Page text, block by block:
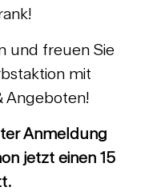
Gürtelbügel GH
€ 3,85
und freuen Sie
mit
Angeboten!
Anmeldung
jetzt einen 15